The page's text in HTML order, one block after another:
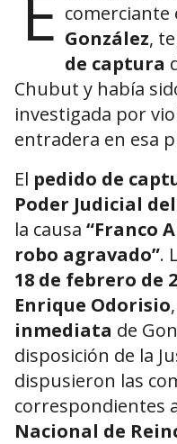
comerciante
González,
de captura
Chubut y había
investigada por
entradera en esa
El pedido de
Poder Judicial
la causa “Franco
robo agravado”.
18 de febrero de
Enrique Odorisio
inmediata de
disposición de la
dispusieron las
correspondientes
Nacional de